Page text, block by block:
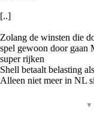
[..]
Zolang de winsten die
spel gewoon door gaan
super rijken
Shell betaalt belasting
Alleen niet meer in NL
▼